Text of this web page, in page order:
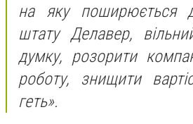
на яку поширюється
штату Делавер,
думку, розорити
роботу, знищити
геть».